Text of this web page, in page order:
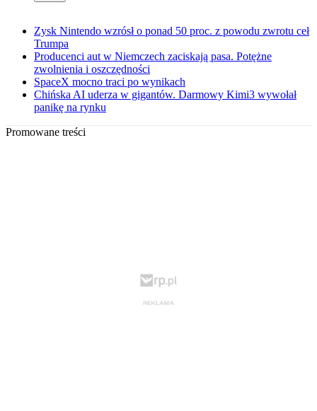
Zysk Nintendo wzrósł o ponad 50 proc. z powodu zwrotu ceł
Trumpa
Producenci aut w Niemczech zaciskają pasa. Potężne
zwolnienia i oszczędności
SpaceX mocno traci po wynikach
Chińska AI uderza w gigantów. Darmowy Kimi3 wywołał
panikę na rynku
Promowane treści